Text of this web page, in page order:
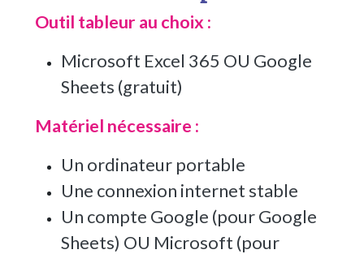
Outil tableur au choix :
Microsoft Excel 365 OU Google
Sheets (gratuit)
Matériel nécessaire :
Un ordinateur portable
Une connexion internet stable
Un compte Google (pour Google
Sheets) OU Microsoft (pour